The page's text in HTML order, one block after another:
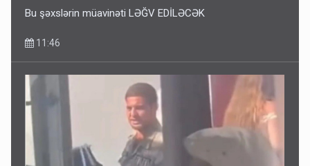
Bu şəxslərin müavinəti LƏĞV EDİLƏCƏK
11:46